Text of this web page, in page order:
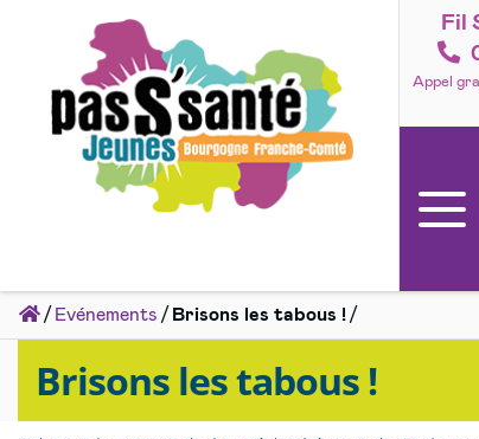
Fil
Appel
Accueil
Evénements Brisons les tabous !
Brisons les tabous !